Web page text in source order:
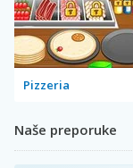
Pizzeria
Naše preporuke